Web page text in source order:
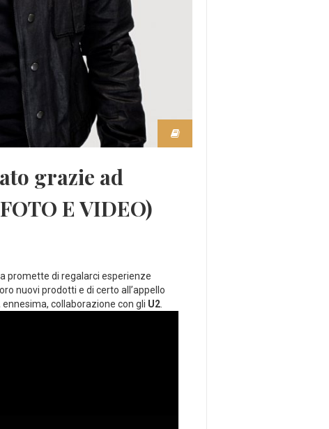
grazie ad
E VIDEO)
promette di regalarci esperienze
nuovi prodotti e di certo all’appello
collaborazione con gli U2